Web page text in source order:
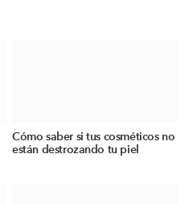
Cómo saber si tus cosméticos no
están destrozando tu piel